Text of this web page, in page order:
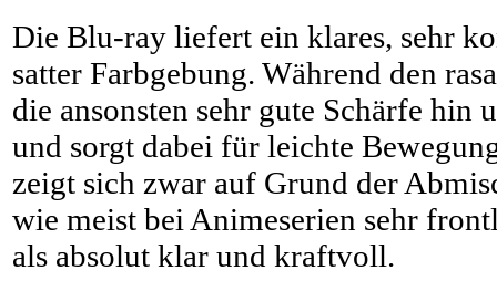
Die Blu-ray liefert ein klares, sehr
satter Farbgebung. Während den
die ansonsten sehr gute Schärfe hin
und sorgt dabei für leichte
zeigt sich zwar auf Grund der
wie meist bei Animeserien sehr
als absolut klar und kraftvoll.